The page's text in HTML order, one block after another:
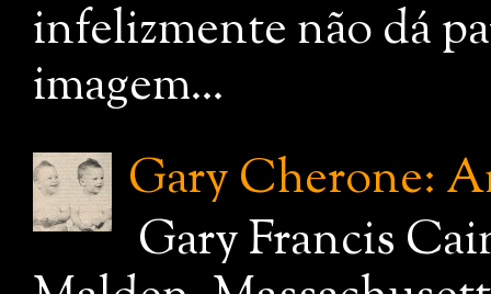
infelizmente não dá
imagem...
Gary Cherone:
Gary Francis